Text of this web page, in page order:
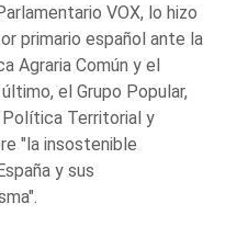
VOX, lo hizo
primario español ante la
Agraria Común y el
el Grupo Popular,
Territorial y
"la insostenible
y sus